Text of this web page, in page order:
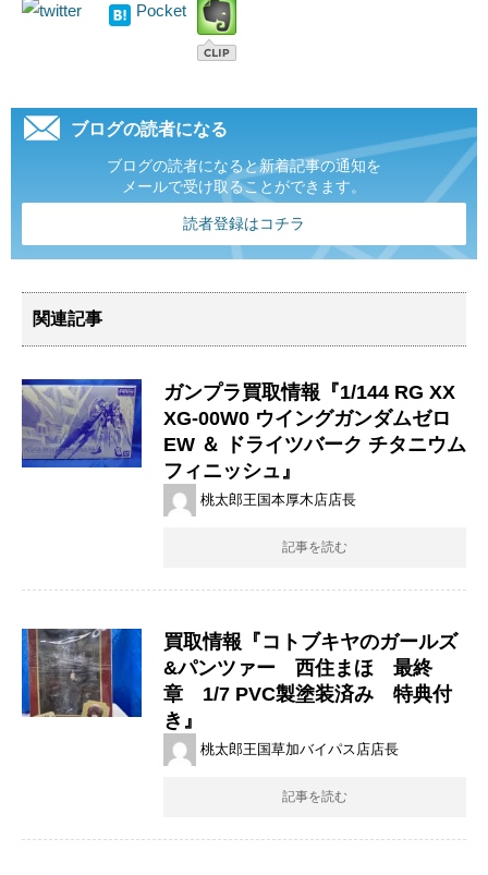
Pocket
ブログの読者になる
ブログの読者になると新着記事の通知を
メールで受け取ることができます。
読者登録はコチラ
関連記事
ガンプラ買取情報『1/144 ​RG ​XX
XG-00W0 ​ウイングガンダムゼロ ​
EW ​＆ ​ドライツバーク ​チタニウム
フィニッシュ』
桃太郎王国本厚木店店長
記事を読む
買取情報『コトブキヤのガールズ
&パンツァー 西住まほ 最終
章 1/7 ​PVC製塗装済み 特典付
き』
桃太郎王国草加バイパス店店長
記事を読む